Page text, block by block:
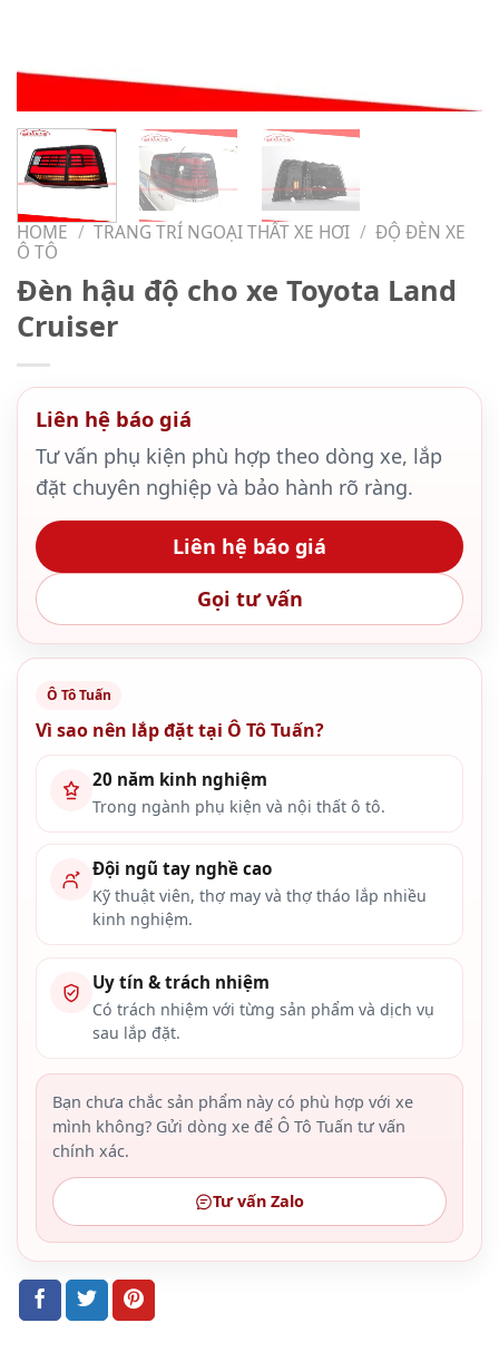
HOME / TRANG TRÍ NGOẠI THẤT XE HƠI / ĐỘ ĐÈN XE
Ô TÔ
Đèn hậu độ cho xe Toyota Land
Cruiser
Liên hệ báo giá
Tư vấn phụ kiện phù hợp theo dòng xe, lắp
đặt chuyên nghiệp và bảo hành rõ ràng.
Liên hệ báo giá
Gọi tư vấn
Ô Tô Tuấn
Vì sao nên lắp đặt tại Ô Tô Tuấn?
20 năm kinh nghiệm
Trong ngành phụ kiện và nội thất ô tô.
Đội ngũ tay nghề cao
Kỹ thuật viên, thợ may và thợ tháo lắp nhiều
kinh nghiệm.
Uy tín & trách nhiệm
Có trách nhiệm với từng sản phẩm và dịch vụ
sau lắp đặt.
Bạn chưa chắc sản phẩm này có phù hợp với xe
mình không? Gửi dòng xe để Ô Tô Tuấn tư vấn
chính xác.
Tư vấn Zalo